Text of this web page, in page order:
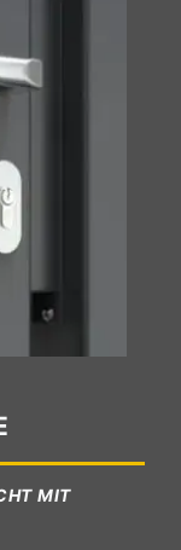
MIT